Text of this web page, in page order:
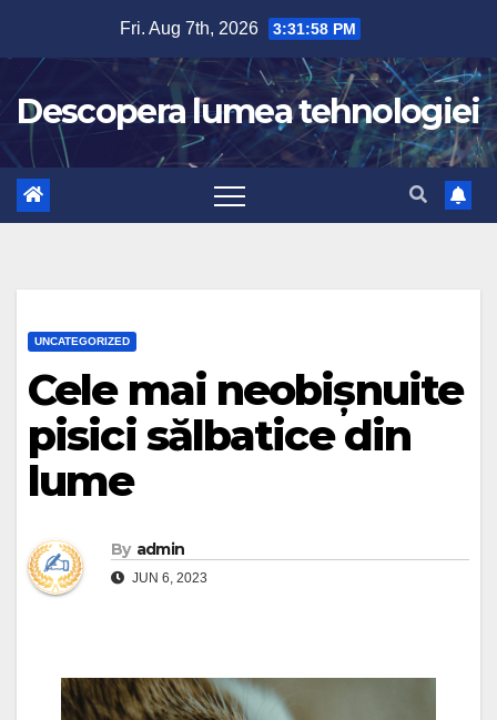
content
Fri. Aug 7th, 2026 3:31:59 PM
Descopera lumea tehnologiei
UNCATEGORIZED
Cele mai neobișnuite
pisici sălbatice din
lume
By admin
JUN 6, 2023